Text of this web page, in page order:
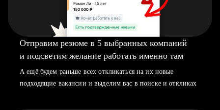
Отправим резюме в 5 выбранных компаний
и подсветим желание работать именно там
А ещё будем раньше всех откликаться на их новые
подходящие вакансии и выделим вас в поиске и откликах